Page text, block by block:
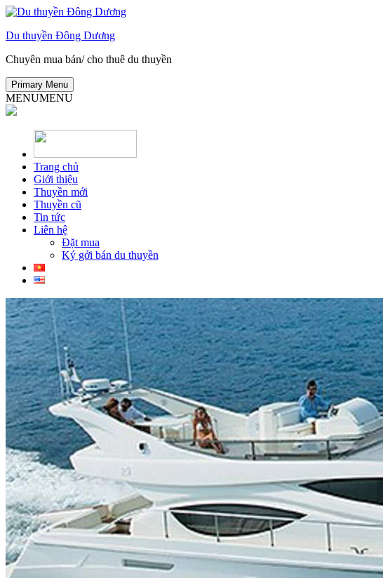
Skip
content
Du thuyền Đông Dương
Chuyên mua bán/ cho thuê du thuyền
Primary Menu
MENUMENU
Trang chủ
Giới thiệu
Thuyền mới
Thuyền cũ
Tin tức
Liên hệ
Đặt mua
Ký gởi bán du thuyền